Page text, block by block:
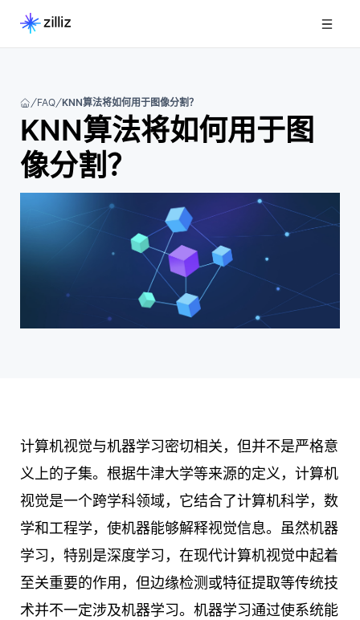
FAQ KNN算法将如何用于图像分割？
KNN算法将如何用于图
像分割？
计算机视觉与机器学习密切相关，但并不是严格意
义上的子集。根据牛津大学等来源的定义，计算机
视觉是一个跨学科领域，它结合了计算机科学，数
学和工程学，使机器能够解释视觉信息。虽然机器
学习，特别是深度学习，在现代计算机视觉中起着
至关重要的作用，但边缘检测或特征提取等传统技
术并不一定涉及机器学习。机器学习通过使系统能